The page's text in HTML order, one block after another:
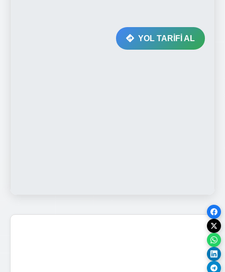
YOL TARİFİ AL